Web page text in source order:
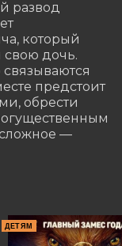
развод
который
свою дочь.
предстоит
обрести
—
ДЕТЯМ